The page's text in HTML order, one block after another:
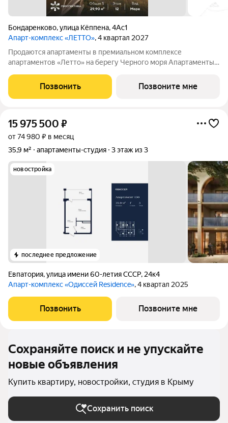
Бондаренково,улица Кёппена,4Ас1
Апарт-комплекс «ЛЕТТО», 4 квартал 2027
Продаются апартаменты в премиальном комплексе
апартаментов «Летто» на берегу Черного моря Апартаменты
Этаж: 12 Высота потолков: 3,1 м Описание: Три башни - Июнь,
Июль и Август на 413 апартаментов
Позвонить Позвоните мне
15 975 500 ₽
от 74 980 ₽ в месяц
35,9 м²
апартаменты-студия 3 этаж из 3
новостройка
последнее предложение
Евпатория,улица имени 60-летия СССР, 24к4
Апарт-комплекс «Одиссей Residence», 4 квартал 2025
Позвонить Позвоните мне
Сохраняйте поиск и не упускайте
новые объявления
Купить квартиру, новостройки, студия в Крыму
Сохранить поиск